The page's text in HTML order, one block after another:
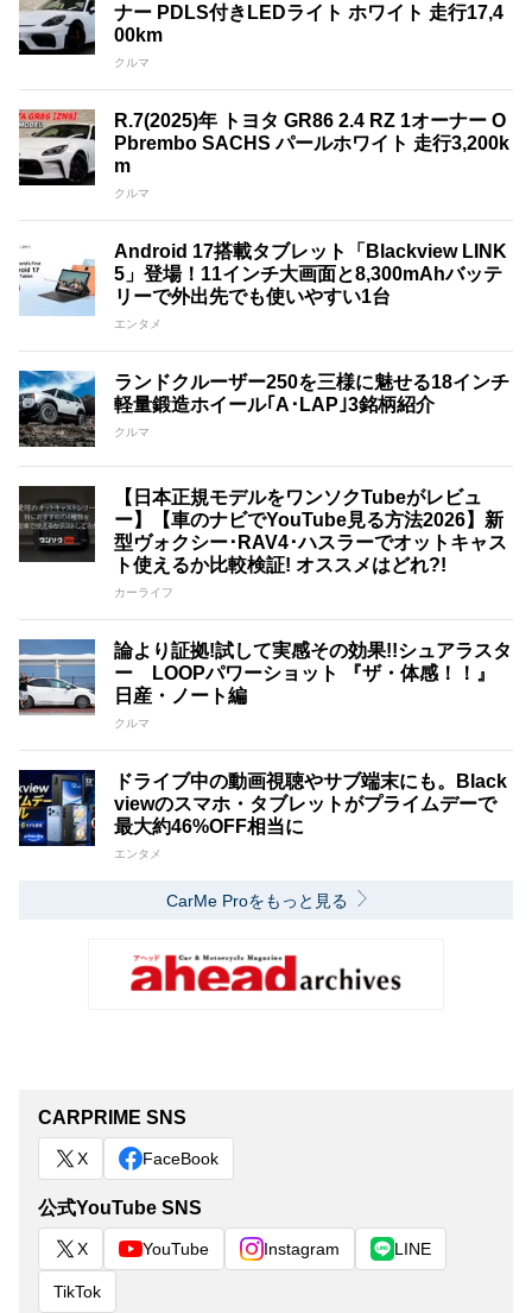
ナー PDLS付きLEDライト ホワイト 走行17,4
00km
クルマ
R.7(2025)年 トヨタ GR86 2.4 RZ 1オーナー O
Pbrembo SACHS パールホワイト 走行3,200k
m
クルマ
Android 17搭載タブレット「Blackview LINK
5」登場！11インチ大画面と8,300mAhバッテ
リーで外出先でも使いやすい1台
エンタメ
ランドクルーザー250を三様に魅せる18インチ
軽量鍛造ホイール｢A･LAP｣3銘柄紹介
クルマ
【日本正規モデルをワンソクTubeがレビュ
ー】【車のナビでYouTube見る方法2026】新
型ヴォクシー･RAV4･ハスラーでオットキャス
ト使えるか比較検証! オススメはどれ?!
カーライフ
論より証拠!試して実感その効果!!シュアラスタ
ー LOOPパワーショット 『ザ・体感！！』
日産・ノート編
クルマ
ドライブ中の動画視聴やサブ端末にも。Black
viewのスマホ・タブレットがプライムデーで
最大約46%OFF相当に
エンタメ
CarMe Proをもっと見る
CARPRIME SNS
X FaceBook
公式YouTube SNS
X YouTube Instagram LINE
TikTok